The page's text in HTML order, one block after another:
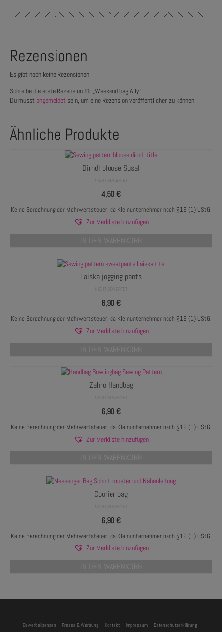
Rezensionen
Es gibt noch keine Rezensionen.
Schreibe die erste Rezension für „Weekend bag Ally“
Du musst angemeldet sein, um eine Rezension veröffentlichen zu können.
Ähnliche Produkte
Dirndl blouse Susal
4,50€
Keine Berechnung der Mehrwertsteuer, da Kleinunternehmer nach §19 (1) UStG.
Zur Merkliste hinzufügen
IN DEN WARENKORB
Laiska jogging pants
6,90€
Keine Berechnung der Mehrwertsteuer, da Kleinunternehmer nach §19 (1) UStG.
Zur Merkliste hinzufügen
IN DEN WARENKORB
Zahro Handbag
6,90€
Keine Berechnung der Mehrwertsteuer, da Kleinunternehmer nach §19 (1) UStG.
Zur Merkliste hinzufügen
IN DEN WARENKORB
Courier bag
6,90€
Keine Berechnung der Mehrwertsteuer, da Kleinunternehmer nach §19 (1) UStG.
Zur Merkliste hinzufügen
IN DEN WARENKORB
Gewerbelizenzen Presse & Werbung Kontakt Impressum Datenschutzerklärung